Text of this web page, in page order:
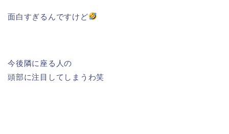
面白すぎるんですけど
今後隣に座る人の
頭部に注目してしまうわ笑